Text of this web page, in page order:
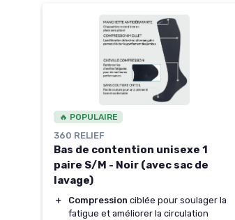
🔥 POPULAIRE
360 RELIEF
Bas de contention unisexe 1
paire S/M - Noir (avec sac de
lavage)
＋ Compression ciblée pour soulager la
fatigue et améliorer la circulation